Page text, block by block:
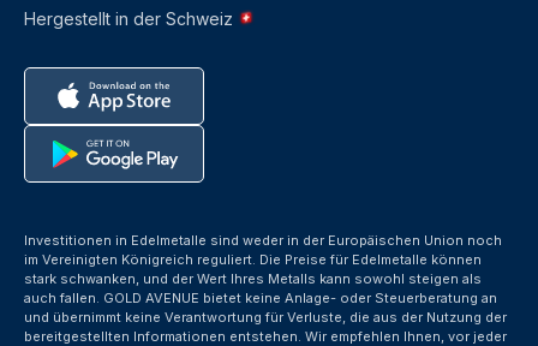
Hergestellt in der Schweiz
Investitionen in Edelmetalle sind weder in der Europäischen Union noch
im Vereinigten Königreich reguliert. Die Preise für Edelmetalle können
stark schwanken, und der Wert Ihres Metalls kann sowohl steigen als
auch fallen. GOLD AVENUE bietet keine Anlage- oder Steuerberatung an
und übernimmt keine Verantwortung für Verluste, die aus der Nutzung der
bereitgestellten Informationen entstehen. Wir empfehlen Ihnen, vor jeder